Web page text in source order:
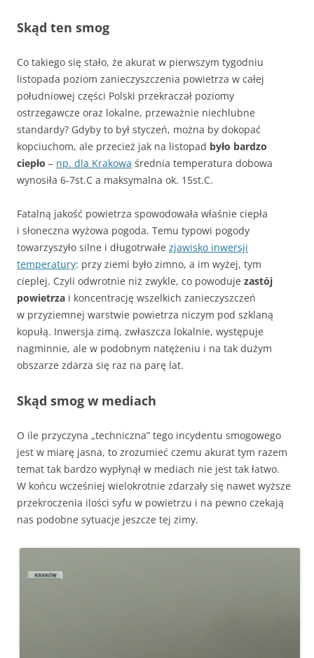
Skąd ten smog
Co takiego się stało, że akurat w pierwszym tygodniu
listopada poziom zanieczyszczenia powietrza w całej
południowej części Polski przekraczał poziomy
ostrzegawcze oraz lokalne, przeważnie niechlubne
standardy? Gdyby to był styczeń, można by dokopać
kopciuchom, ale przecież jak na listopad było bardzo
ciepło – np. dla Krakowa średnia temperatura dobowa
wynosiła 6-7st.C a maksymalna ok. 15st.C.
Fatalną jakość powietrza spowodowała właśnie ciepła
i słoneczna wyżowa pogoda. Temu typowi pogody
towarzyszyło silne i długotrwałe zjawisko inwersji
temperatury: przy ziemi było zimno, a im wyżej, tym
cieplej. Czyli odwrotnie niż zwykle, co powoduje zastój
powietrza i koncentrację wszelkich zanieczyszczeń
w przyziemnej warstwie powietrza niczym pod szklaną
kopułą. Inwersja zimą, zwłaszcza lokalnie, występuje
nagminnie, ale w podobnym natężeniu i na tak dużym
obszarze zdarza się raz na parę lat.
Skąd smog w mediach
O ile przyczyna „techniczna” tego incydentu smogowego
jest w miarę jasna, to zrozumieć czemu akurat tym razem
temat tak bardzo wypłynął w mediach nie jest tak łatwo.
W końcu wcześniej wielokrotnie zdarzały się nawet wyższe
przekroczenia ilości syfu w powietrzu i na pewno czekają
nas podobne sytuacje jeszcze tej zimy.